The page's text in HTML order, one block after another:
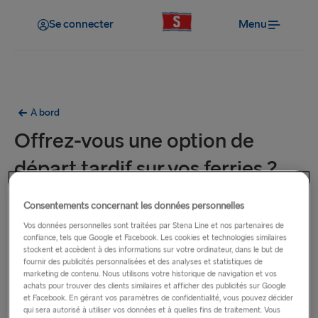
Se connecter Menu
À bord
Offrez-vous une option de
départ tardif sur vos ferries ?
Un service de départ tardif est actuellement disponible sur
nos routes Gdynia–Karlskrona,Liepāja–
Travemünde, etNynäshamn–Ventspils.
Le service ne peut être réservé que sur nos sitesletton,
lituanien,néerlandais,polonais,danois, suédoisetnorvégien
Consentements concernant les données personnelles
Vos données personnelles sont traitées par Stena Line et nos partenaires de
confiance, tels que Google et Facebook. Les cookies et technologies similaires
stockent et accèdent à des informations sur votre ordinateur, dans le but de
fournir des publicités personnalisées et des analyses et statistiques de
marketing de contenu. Nous utilisons votre historique de navigation et vos
achats pour trouver des clients similaires et afficher des publicités sur Google
et Facebook. En gérant vos paramètres de confidentialité, vous pouvez décider
qui sera autorisé à utiliser vos données et à quelles fins de traitement. Vous